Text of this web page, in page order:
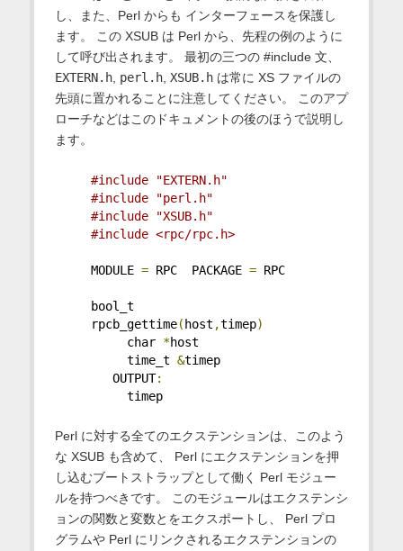
し、また、Perl からも インターフェースを保護し
ます。 この XSUB は Perl から、先程の例のように
して呼び出されます。 最初の三つの #include 文、
EXTERN.h, perl.h, XSUB.hは常に XS ファイルの
先頭に置かれることに注意してください。 このアプ
ローチなどはこのドキュメントの後のほうで説明し
ます。
#include "EXTERN.h"
#include "perl.h"
#include "XSUB.h"
#include <rpc/rpc.h>
MODULE = RPC  PACKAGE = RPC
bool_t
rpcb_gettime( host ,timep)
char *host
time_t &timep
OUTPUT:
timep
Perl に対する全てのエクステンションは、このよう
な XSUB も含めて、 Perl にエクステンションを押
し込むブートストラップとして働く Perl モジュー
ルを持つべきです。 このモジュールはエクステンシ
ョンの関数と変数とをエクスポートし、 Perl プロ
グラムや Perl にリンクされるエクステンションの